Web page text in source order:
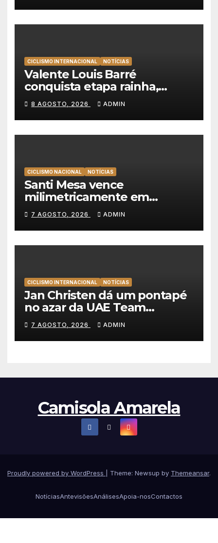
CICLISMO INTERNACIONAL NOTÍCIAS
Valente Louis Barré
conquista etapa rainha,
Christian Scaroni é o novo
líder da Volta a Polónia
8 AGOSTO, 2026 ADMIN
CICLISMO NACIONAL NOTÍCIAS
Santi Mesa vence
milimetricamente em
Albufeira, Rui Oliveira
mantém a amarela da Volta a
Portugal
7 AGOSTO, 2026 ADMIN
CICLISMO INTERNACIONAL NOTÍCIAS
Jan Christen dá um pontapé
no azar da UAE Team
Emirates e vence na Volta a
Polónia
7 AGOSTO, 2026 ADMIN
Camisola Amarela
Proudly powered by WordPress Theme: Newsup by Themeansar.
NotíciasAntevisõesAnálisesApoia-nosContactos